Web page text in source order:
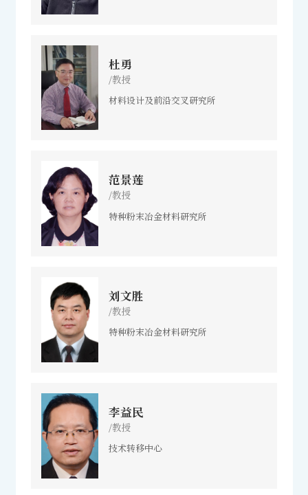
杜勇
/教授
材料设计及前沿交叉研究所
范景莲
/教授
特种粉末冶金材料研究所
刘文胜
/教授
特种粉末冶金材料研究所
李益民
/教授
技术转移中心